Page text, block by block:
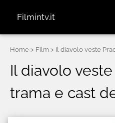
Filmintv.it
Home > Film > Il diavolo veste
Il diavolo
trama e cast